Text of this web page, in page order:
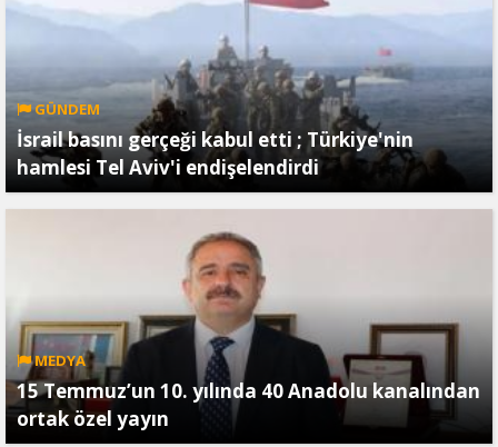
GÜNDEM
İsrail basını gerçeği kabul etti ; Türkiye'nin
hamlesi Tel Aviv'i endişelendirdi
MEDYA
15 Temmuz’un 10. yılında 40 Anadolu kanalından
ortak özel yayın